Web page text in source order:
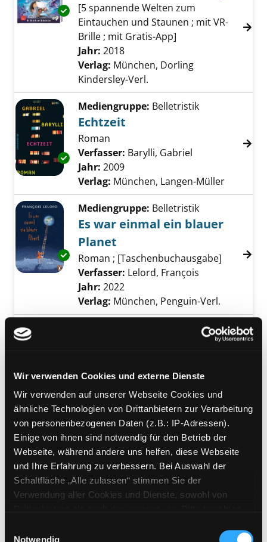
Wir verwenden Cookies und externe Dienste
Wir verwenden auf unserer Webseite Cookies und
ähnliche Technologien von Drittanbietern zur Verarbeitung
von personenbezogenen Daten (z.B.: IP-Adressen).
Einige von ihnen sind notwendig für den Betrieb der
Webseite, während andere uns helfen, diese Webseite
und Ihre Erfahrung zu verbessern. Bei Auswahl der
Schaltfläche „Alle zulassen“ stimmen Sie der
Verwendung aller Cookies und Dienste, sowohl von
Cookies von Drittanbietern, eine Verarbeitung in
Notwendig
Exemplar-Details von Alles über Virtual
[5 spannende Welten zum
Eintauchen und Staunen ; mit VR-
Brille ; mit Gratis-App]
Suche nach diesem Verfasser
Jahr: 2018
Verlag: München, Dorling
Kindersley-Verl.
Exemplar-Details von Echtzeit anzeigen
Mediengruppe: Belletristik
Echtzeit
Roman
Verfasser: Barylli, Gabriel
Jahr: 2009
Verlag: München, Langen-Müller
Exemplar-Details von Es war einmal ein
Mediengruppe: Belletristik
Es war einmal ein blauer
Planet
Roman ; [Taschenbuchausgabe]
Verfasser: Lelord, François
Jahr: 2022
Verlag: München, Penguin-Verl.
Exemplar-Details von Es war einmal ein
Es war einmal ein blauer
Roman
Verfasser: Lelord, FrançoisSuche nach
Jahr:2020
Verlag:München, Penguin-Verl.
Exemplar-Details von Realität+ anzeigen
Mediengruppe:Sachbuch
Realität+
virtuelle Welten und die Probleme
der Philosophie